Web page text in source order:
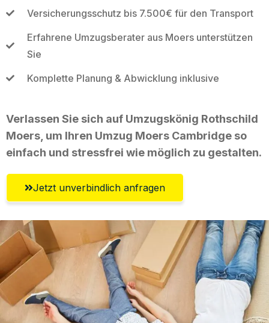
Versicherungsschutz bis 7.500€ für den Transport
Erfahrene Umzugsberater aus Moers unterstützen
Sie
Komplette Planung & Abwicklung inklusive
Verlassen Sie sich auf Umzugskönig Rothschild
Moers, um Ihren Umzug Moers Cambridge so
einfach und stressfrei wie möglich zu gestalten.
Jetzt unverbindlich anfragen